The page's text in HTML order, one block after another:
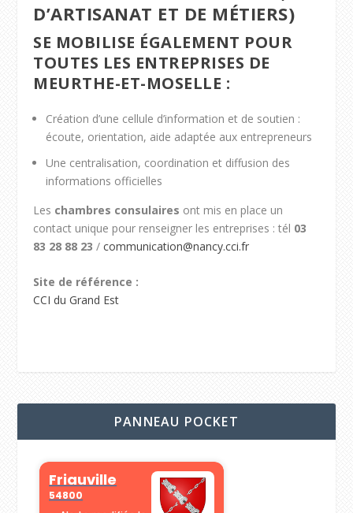
D’ARTISANAT ET DE MÉTIERS)
SE MOBILISE ÉGALEMENT POUR
TOUTES LES ENTREPRISES DE
MEURTHE-ET-MOSELLE :
Création d’une cellule d’information et de soutien :
écoute, orientation, aide adaptée aux entrepreneurs
Une centralisation, coordination et diffusion des
informations officielles
Les chambres consulaires ont mis en place un
contact unique pour renseigner les entreprises : tél 03
83 28 88 23 /communication@nancy.cci.fr
Site de référence :
CCI du Grand Est
PANNEAU POCKET